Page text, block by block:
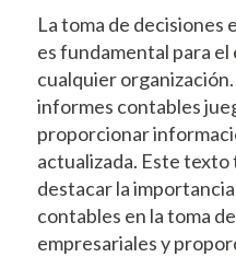
La toma de decisiones
es fundamental para
cualquier
informes contables
proporcionar
actualizada. Este
destacar la
contables en la toma
empresariales y